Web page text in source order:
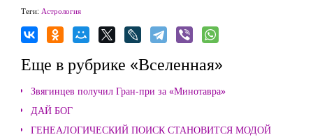
Теги: Астрология
Еще в рубрике «Вселенная»
Звягинцев получил Гран-при за «Минотавра»
ДАЙ БОГ
ГЕНЕАЛОГИЧЕСКИЙ ПОИСК СТАНОВИТСЯ МОДОЙ